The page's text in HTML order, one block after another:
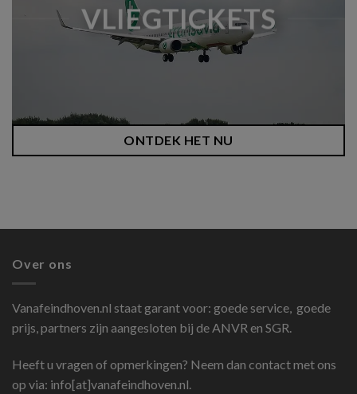
VLIEGTICKETS
ONTDEK HET NU
Over ons
Vanafeindhoven.nl staat garant voor: goede service, goede
prijs, partners zijn aangesloten bij de ANVR en SGR.
Heeft u vragen of opmerkingen? Neem dan contact met ons
op via: info[at]vanafeindhoven.nl.